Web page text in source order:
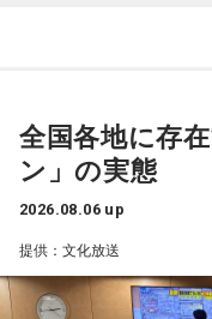
ごくうれしかったし、
先生もたくさん観るこ
アンコールのときに披
ネも関西ならではで、
きましたが、体調に気
い！ ずっとずっと大好
全国各地に存
ン」の実態
2026.08.06 up
提供：文化放送